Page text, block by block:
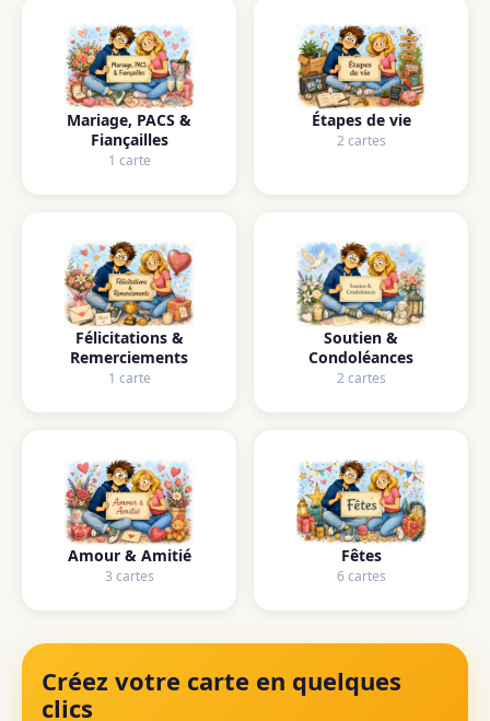
Mariage, PACS &
Fiançailles
1 carte
Étapes de vie
2 cartes
Félicitations &
Remerciements
1 carte
Soutien &
Condoléances
2 cartes
Amour & Amitié
3 cartes
Fêtes
6 cartes
Créez votre carte en quelques
clics